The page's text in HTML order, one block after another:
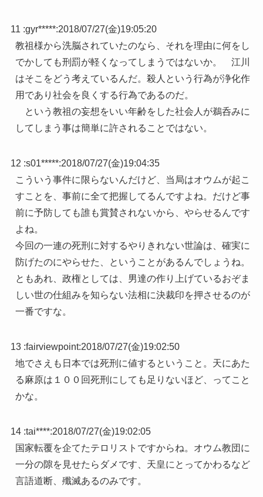
11 :gyr*****:2018/07/27(金)19:05:20
教祖様から洗脳されていたのなら、それを理由に何をし
でかしても刑罰が軽くなってしまうではないか。 江川
はそこをどう考えているんだ。殺人という行為が浄化作
用であり社会を良くする行為であるのだ。
という教祖の妄想をいい年齢をした社会人が鵜呑みに
してしまう事は簡単に許されることではない。
12 :s01*****:2018/07/27(金)19:04:35
こういう事件に限らないんだけど、当局はオウムが起こ
すことを、事前に全て把握してるんですよね。だけど事
前に予防しても誰も賞賛されないから、やらせるんです
よね。
今回の一連の死刑に対するやりきれない世論は、確実に
防げたのにやらせた、ということがあるんでしょうね。
ともあれ、政権としては、男達の作り上げているおぞま
しい世の仕組みを知らない法相に決裁印を押させるのが
一番ですな。
13 :fairviewpoint:2018/07/27(金)19:02:50
地でさえも日本では死刑に値するということ。天にあた
る麻原は１００回死刑にしても足りないほど、ってこと
かな。
14 :tai****:2018/07/27(金)19:02:05
国家転覆を企てたテロリストですからね。オウム教団に
一分の隙を見せたらダメです、天皇にとってかわるなど
言語道断、殲滅あるのみです。